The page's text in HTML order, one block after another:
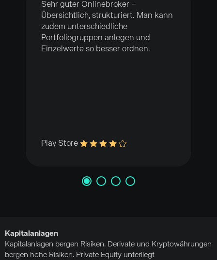
Sehr guter Onlinebroker –
Übersichtlich, strukturiert. Man kann
zudem unterschiedliche
Portfoliogruppen anlegen und
Einzelwerte so besser ordnen.
Play Store
Kapitalanlagen
Kapitalanlagen bergen Risiken. Derivate und Kryptowährungen
bergen hohe Risiken. Private Equity unterliegt